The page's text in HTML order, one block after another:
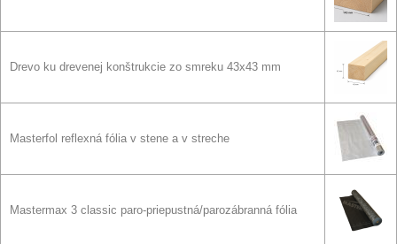
Drevo ku drevenej konštrukcie zo smreku 43x43 mm
Masterfol reflexná fólia v stene a v streche
Mastermax 3 classic paro-priepustná/parozábranná fólia